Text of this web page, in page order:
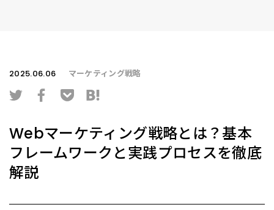
2025.06.06 マーケティング戦略
Webマーケティング戦略とは？基本
フレームワークと実践プロセスを徹底
解説